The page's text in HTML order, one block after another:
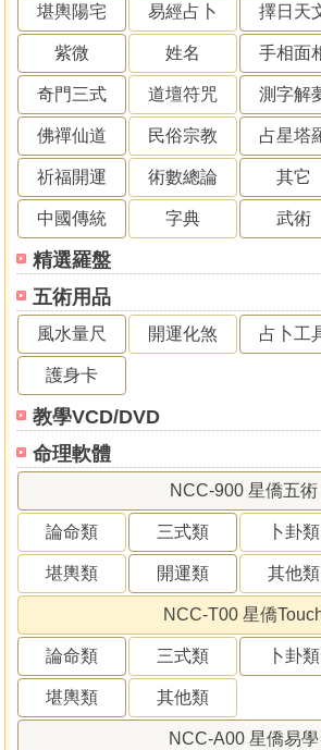
堪輿陽宅 易經占卜 擇日天
紫微 姓名 手相面
奇門三式 道壇符咒 測字解
佛禪仙道 民俗宗教 占星塔
祈福開運 術數總論 其它
中國傳統 字典 武術
精選羅盤
五術用品
風水量尺 開運化煞 占卜工
護身卡
教學VCD/DVD
命理軟體
NCC-900 星僑五術
論命類 三式類 卜卦類
堪輿類 開運類 其他類
NCC-T00 星僑
論命類 三式類 卜卦類
堪輿類 其他類
NCC-A00 星僑易學